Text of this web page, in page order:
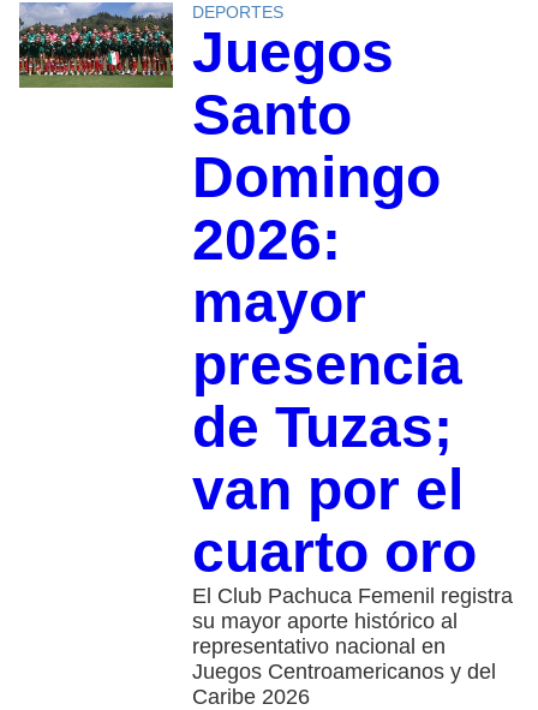
DEPORTES
Juegos
Santo
Domingo
2026:
mayor
presencia
de Tuzas;
van por el
cuarto oro
El Club Pachuca Femenil registra
su mayor aporte histórico al
representativo nacional en
Juegos Centroamericanos y del
Caribe 2026